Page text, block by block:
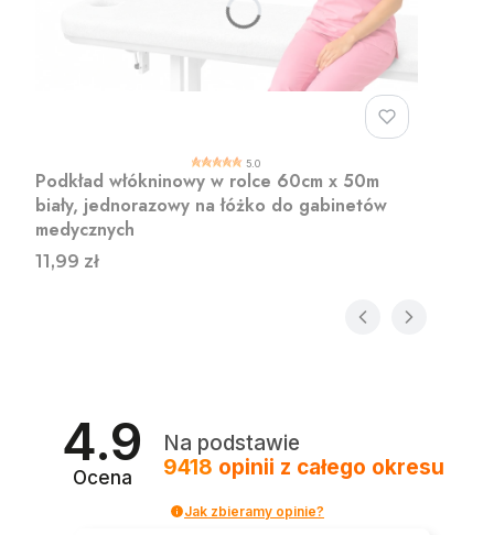
5.0
Podkład włókninowy w rolce 60cm x 50m
biały, jednorazowy na łóżko do gabinetów
medycznych
Cena
11,99 zł
4.9
Ocena
Na podstawie
9418 opinii z całego okresu
Jak zbieramy opinie?